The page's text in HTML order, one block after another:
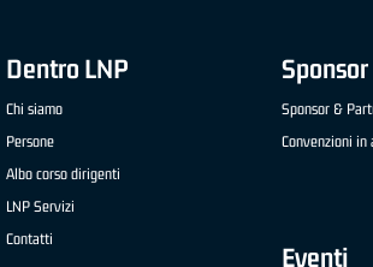
Dentro LNP
Chi siamo
Persone
Albo corso dirigenti
LNP Servizi
Contatti
Sponsor &
Convenzioni in
Eventi